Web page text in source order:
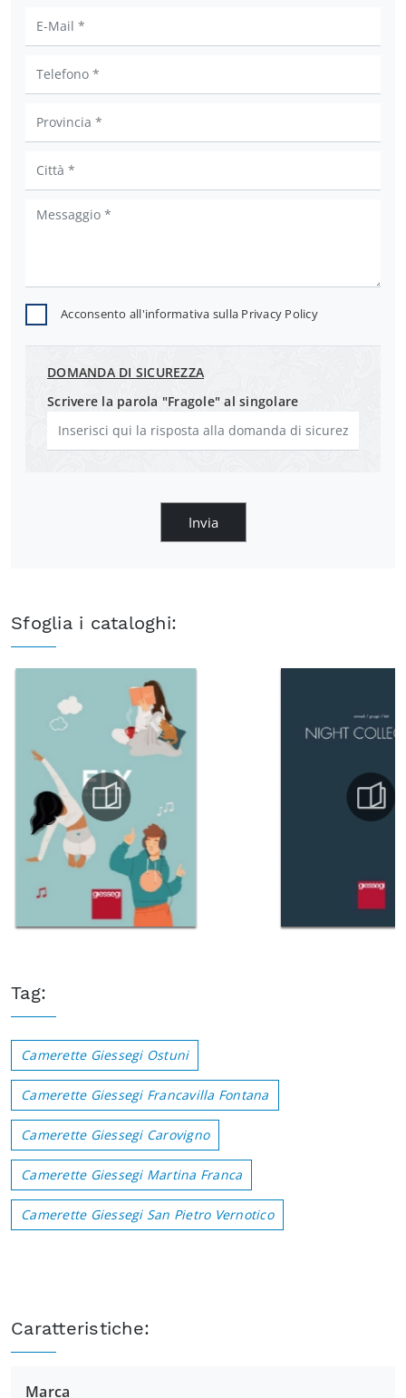
Acconsento all'informativa sulla Privacy Policy
DOMANDA DI SICUREZZA
Scrivere la parola "Fragole" al singolare
Invia
Sfoglia i cataloghi:
Tag:
Camerette Giessegi Ostuni
Camerette Giessegi Francavilla Fontana
Camerette Giessegi Carovigno
Camerette Giessegi Martina Franca
Camerette Giessegi San Pietro Vernotico
Caratteristiche:
Marca